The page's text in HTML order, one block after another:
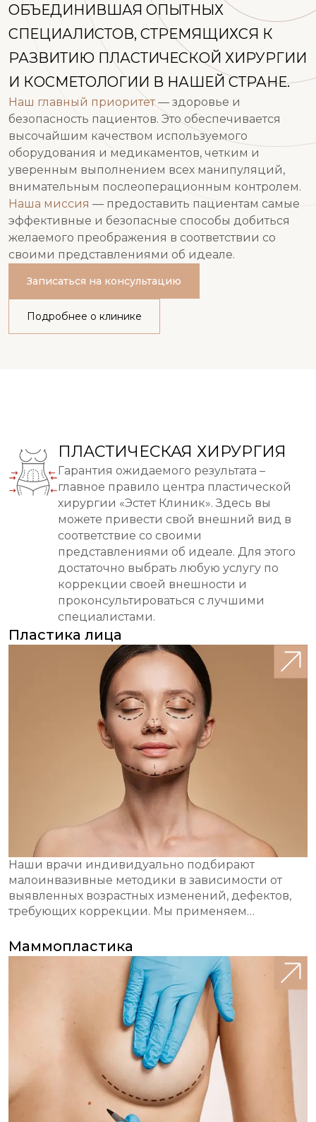
ОБЪЕДИНИВШАЯ ОПЫТНЫХ
СПЕЦИАЛИСТОВ, СТРЕМЯЩИХСЯ К
РАЗВИТИЮ ПЛАСТИЧЕСКОЙ ХИРУРГИИ
И КОСМЕТОЛОГИИ В НАШЕЙ СТРАНЕ.
Наш главный приоритет— здоровье и
безопасность пациентов. Это обеспечивается
высочайшим качеством используемого
оборудования и медикаментов, четким и
уверенным выполнением всех манипуляций,
внимательным послеоперационным контролем.
Наша миссия — предоставить пациентам самые
эффективные и безопасные способы добиться
желаемого преображения в соответствии со
своими представлениями об идеале.
Записаться на консультацию
Подробнее о клинике
ПЛАСТИЧЕСКАЯ ХИРУРГИЯ
Гарантия ожидаемого результата –
главное правило центра пластической
хирургии «Эстет Клиник». Здесь вы
можете привести свой внешний вид в
соответствие со своими
представлениями об идеале. Для этого
достаточно выбрать любую услугу по
коррекции своей внешности и
проконсультироваться с лучшими
специалистами.
Пластика лица
Наши врачи индивидуально подбирают
малоинвазивные методики в зависимости от
выявленных возрастных изменений, дефектов,
требующих коррекции. Мы применяем
операций, качественные препараты для
моделирования и лифтинга.
Маммопластика